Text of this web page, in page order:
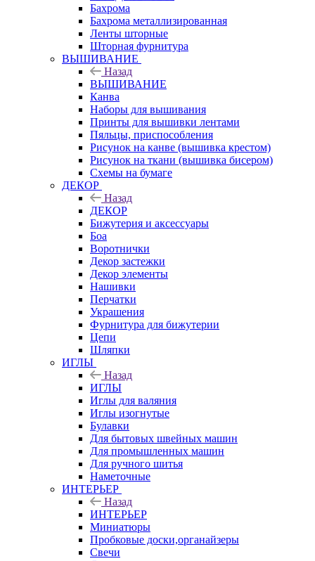
Бахрома
Бахрома металлизированная
Ленты шторные
Шторная фурнитура
ВЫШИВАНИЕ
Назад
ВЫШИВАНИЕ
Канва
Наборы для вышивания
Принты для вышивки лентами
Пяльцы, приспособления
Рисунок на канве (вышивка крестом)
Рисунок на ткани (вышивка бисером)
Схемы на бумаге
ДЕКОР
Назад
ДЕКОР
Бижутерия и аксессуары
Боа
Воротнички
Декор застежки
Декор элементы
Нашивки
Перчатки
Украшения
Фурнитура для бижутерии
Цепи
Шляпки
ИГЛЫ
Назад
ИГЛЫ
Иглы для валяния
Иглы изогнутые
Булавки
Для бытовых швейных машин
Для промышленных машин
Для ручного шитья
Наметочные
ИНТЕРЬЕР
Назад
ИНТЕРЬЕР
Миниатюры
Пробковые доски,органайзеры
Свечи